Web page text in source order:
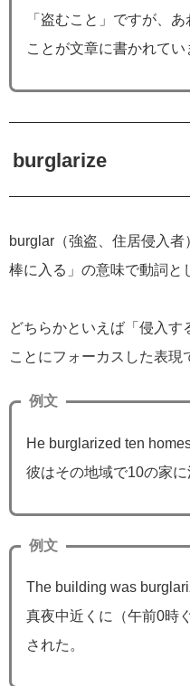
「盗むこと」ですが、
ことが文章に書かれてい
burglarize
burglar（強盗、住居侵入
棒に入る」の意味で動詞と
どちらかといえば「侵入
ことにフォーカスした表現
例文
He burglarized ten
彼はその地域で10の家に
例文
The building was
真夜中近くに（午前0時
された。